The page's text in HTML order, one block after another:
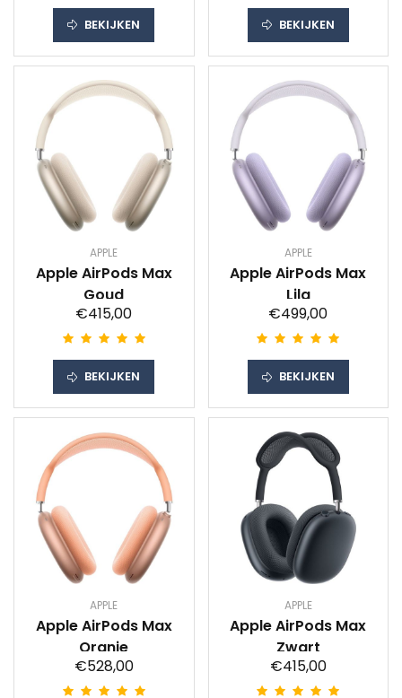
BEKIJKEN BEKIJKEN
APPLE
Apple AirPods Max
Goud
€415,00
BEKIJKEN
APPLE
Apple AirPods Max
Lila
€499,00
BEKIJKEN
APPLE
Apple AirPods Max
Oranje
€528,00
APPLE
Apple AirPods Max
Zwart
€415,00